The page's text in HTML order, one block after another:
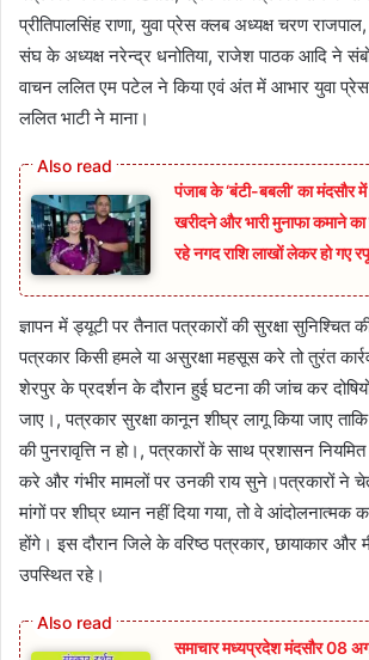
प्रीतिपालसिंह राणा, युवा प्रेस क्लब अध्यक्ष चरण
संघ के अध्यक्ष नरेन्द्र धनोतिया, राजेश पाठक आदि ने
वाचन ललित एम पटेल ने किया एवं अंत में आभार युवा प्रेस
ललित भाटी ने माना।
पंजाब के ‘बंटी-बबली’ का मंदसौर
खरीदने और भारी मुनाफा कमाने
रहे नगद राशि लाखों लेकर हो गए
ज्ञापन में ड्यूटी पर तैनात पत्रकारों की सुरक्षा सुनिश्चित
पत्रकार किसी हमले या असुरक्षा महसूस करे तो तुरंत
शेरपुर के प्रदर्शन के दौरान हुई घटना की जांच कर
जाए।, पत्रकार सुरक्षा कानून शीघ्र लागू किया जाए
की पुनरावृत्ति न हो।, पत्रकारों के साथ प्रशासन
करे और गंभीर मामलों पर उनकी राय सुने।पत्रकारों ने
मांगों पर शीघ्र ध्यान नहीं दिया गया, तो वे
होंगे। इस दौरान जिले के वरिष्ठ पत्रकार, छायाकार और
उपस्थित रहे।
समाचार मध्यप्रदेश मंदसौर 08